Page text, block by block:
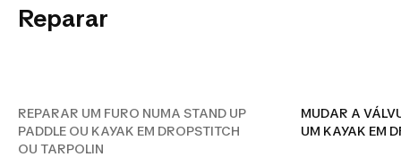
Reparar
STAND UP PADDLE OU
REPARAR UM FURO NUMA STAND UP
PADDLE OU KAYAK EM DROPSTITCH
OU TARPOLIN
MUDAR A
UM KAYAK EM